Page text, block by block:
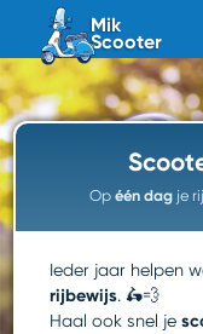
Mik
Scooter
Opéén dag je
Ieder jaar helpen
rijbewijs. 🛵💨
Haal ook snel je